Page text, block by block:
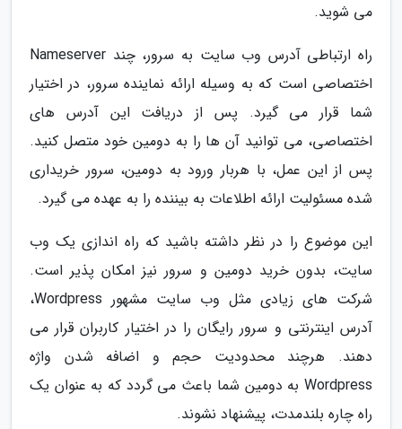
می شوید.
راه ارتباطی آدرس وب سایت به سرور، چند Nameserver
اختصاصی است که به وسیله ارائه نماینده سرور، در اختیار
شما قرار می گیرد. پس از دریافت این آدرس های
اختصاصی، می توانید آن ها را به دومین خود متصل کنید.
پس از این عمل، با هربار ورود به دومین، سرور خریداری
شده مسئولیت ارائه اطلاعات به بیننده را به عهده می گیرد.
این موضوع را در نظر داشته باشید که راه اندازی یک وب
سایت، بدون خرید دومین و سرور نیز امکان پذیر است.
شرکت های زیادی مثل وب سایت مشهور Wordpress،
آدرس اینترنتی و سرور رایگان را در اختیار کاربران قرار می
دهند. هرچند محدودیت حجم و اضافه شدن واژه
Wordpress به دومین شما باعث می گردد که به عنوان یک
راه چاره بلندمدت، پیشنهاد نشوند.